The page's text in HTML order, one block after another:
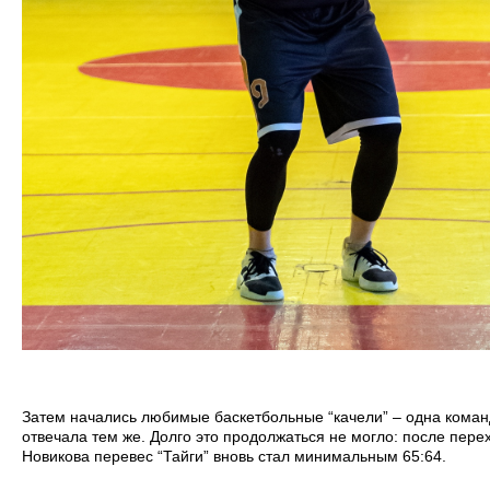
Затем начались любимые баскетбольные “качели” – одна
отвечала тем же. Долго это продолжаться не могло: после
Новикова перевес “Тайги” вновь стал минимальным 65:64.